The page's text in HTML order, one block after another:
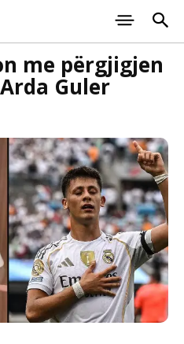
me përgjigjen
Guler